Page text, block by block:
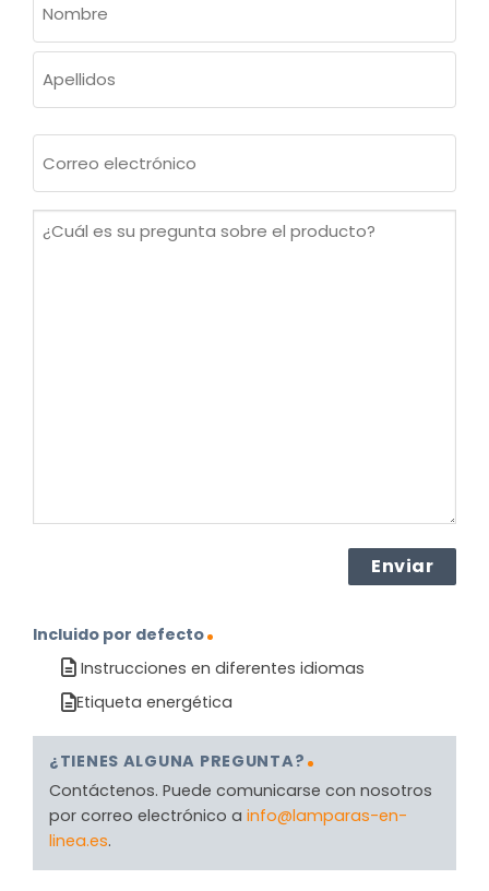
(OBLIGATORIO)
Nombre
electrónico
¿Cuál
Incluido por defecto
Instrucciones en diferentes idiomas
Etiqueta energética
¿TIENES ALGUNA PREGUNTA?
Contáctenos. Puede comunicarse con nosotros
por correo electrónico a info@lamparas-en-
linea.es.